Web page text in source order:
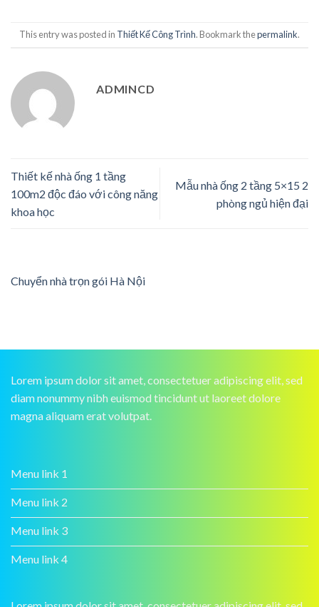
This entry was posted in Thiết Kế Công Trình. Bookmark thepermalink.
ADMINCD
Thiết kế nhà ống 1 tầng
100m2 độc đáo với công năng
khoa học
Mẫu nhà ống 2 tầng 5×15 2
phòng ngủ hiện đại
Chuyển nhà trọn gói Hà Nội
Lorem ipsum dolor sit amet, consectetuer adipiscing elit, sed
diam nonummy nibh euismod tincidunt ut laoreet dolore
magna aliquam erat volutpat.
Menu link 1
Menu link 2
Menu link 3
Menu link 4